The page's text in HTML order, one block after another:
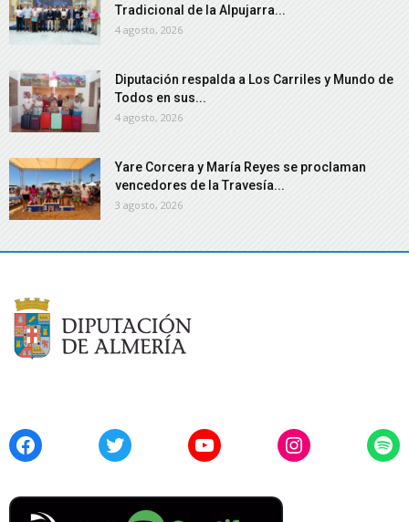
Tradicional de la Alpujarra...
4 agosto, 2026
Diputación respalda a Los Carriles y Mundo de
Todos en sus...
4 agosto, 2026
Yare Corcera y María Reyes se proclaman
vencedores de la Travesía...
3 agosto, 2026
FacebookTwitter YouTubeInstagram